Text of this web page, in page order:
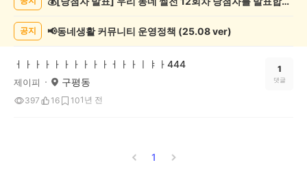
록
공지 📢동네생활 커뮤니티 운영정책 (25.08 ver)
ㅓㅏㅏㅏㅏㅏㅏㅏㅏㅏㅓㅏㅏㅣㅑㅏ444
제이피 구평동
397 16 101년 전
1
댓글
1